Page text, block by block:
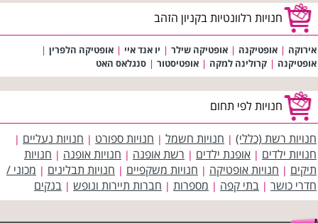
חנויות רלוונטיות בקניון הזהב
אירוקה | אופטיקנה | אופטיקה שילר | יו אנד איי | אופטיקה הלפרין |
אופטיקנה | קרולינה למקה | אופטיסטור | סנגלאס האט
חנויות לפי תחום
חנויות רשת (כללי) | חנויות חשמל | חנויות ספורט | חנויות נעליים |
חנויות ילדים | אופנת ילדים | רשת אופנה | חנויות אופנה | חנויות
תיקים | חנויות אופטיקה | חנויות משקפיים | חנויות תבלינים | מכוני /
חדרי כושר | בתי קפה | מספרות | חברות תיירות ונופש | בנקים